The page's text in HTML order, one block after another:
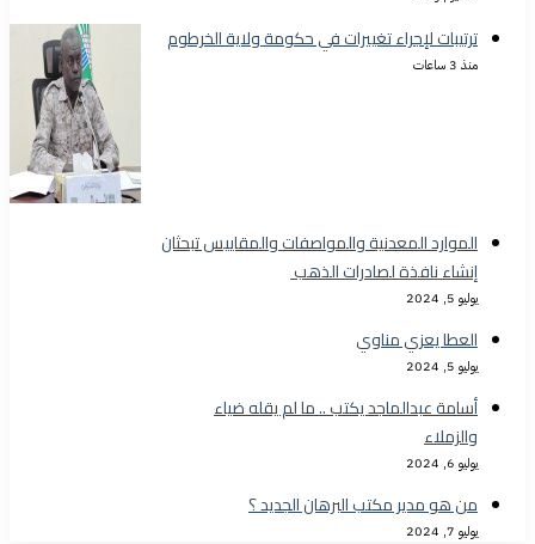
ترتيبات لإجراء تغييرات في حكومة ولاية الخرطوم
منذ 3 ساعات
الموارد المعدنية والمواصفات والمقاييس تبحثان
إنشاء نافذة لصادرات الذهب
يوليو 5, 2024
العطا يعزي مناوي
يوليو 5, 2024
أسامة عبدالماجد يكتب .. ما لم يقله ضياء
والزملاء
يوليو 6, 2024
من هو مدير مكتب البرهان الجديد ؟
يوليو 7, 2024